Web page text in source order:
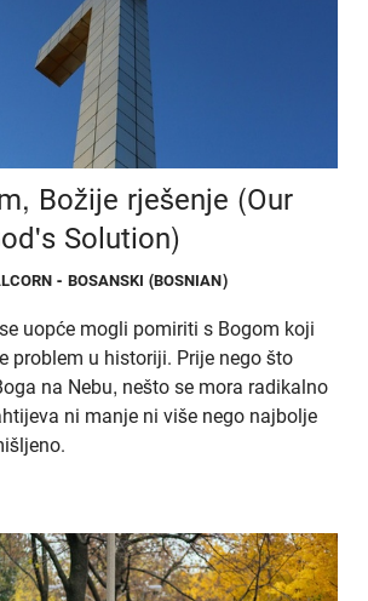
Božije rješenje (Our
Solution)
- BOSANSKI (BOSNIAN)
uopće mogli pomiriti s Bogom koji
problem u historiji. Prije nego što
na Nebu, nešto se mora radikalno
ni manje ni više nego najbolje